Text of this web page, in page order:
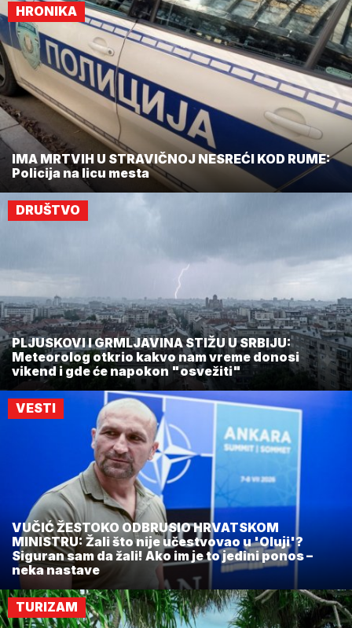
HRONIKA
IMA MRTVIH U STRAVIČNOJ NESREĆI KOD RUME:
Policija na licu mesta
DRUŠTVO
PLJUSKOVI I GRMLJAVINA STIŽU U SRBIJU:
Meteorolog otkrio kakvo nam vreme donosi
vikend i gde će napokon "osvežiti"
VESTI
VUČIĆ ŽESTOKO ODBRUSIO HRVATSKOM
MINISTRU: Žali što nije učestvovao u 'Oluji'?
Siguran sam da žali! Ako im je to jedini ponos –
neka nastave
TURIZAM